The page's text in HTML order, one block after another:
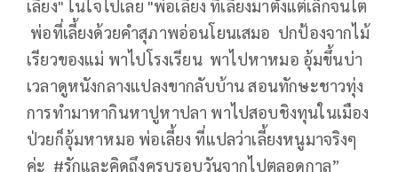
เลี้ยง" ในใจไปเลย "พ่อเลี้ยง ที่เลี้ยงมาตั้งแต่เล็กจนโต
พ่อที่เลี้ยงด้วยคำสุภาพอ่อนโยนเสมอ ปกป้องจากไม้
เรียวของแม่ พาไปโรงเรียน พาไปหาหมอ อุ้มขึ้นบ่า
เวลาดูหนังกลางแปลงขากลับบ้าน สอนทักษะชาวทุ่ง
การทำมาหากินหาปูหาปลา พาไปสอบชิงทุนในเมือง
ป่วยก็อุ้มหาหมอ พ่อเลี้ยง ที่แปลว่าเลี้ยงหนูมาจริงๆ
ค่ะ #รักและคิดถึงครบรอบวันจากไปตลอดกาล”